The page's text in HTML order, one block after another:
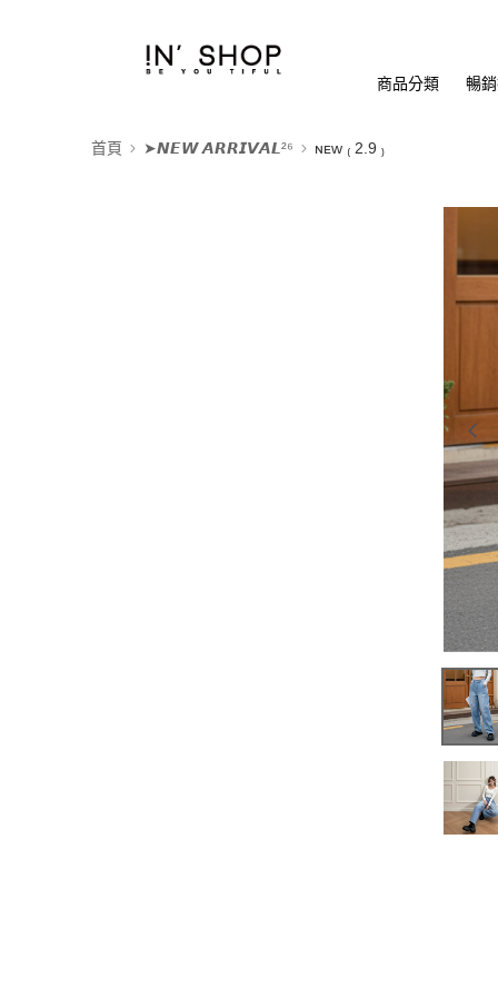
商品分類 暢
首頁 ➤𝙉𝙀𝙒 𝘼𝙍𝙍𝙄𝙑𝘼𝙇²⁶ ɴᴇᴡ ₍ 2.9 ₎